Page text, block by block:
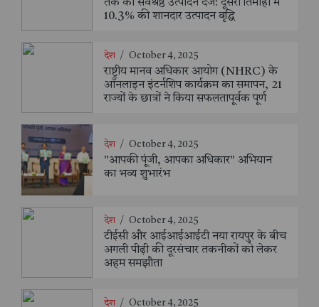
तक का सर्वश्रेष्ठ उत्पादन दर्ज: दूसरी तिमाही में
10.3% की शानदार उत्पादन वृद्धि
देश / October 4, 2025
राष्ट्रीय मानव अधिकार आयोग (NHRC) के
ऑनलाइन इंटर्नशिप कार्यक्रम का समापन, 21
राज्यों के छात्रों ने किया सफलतापूर्वक पूर्ण
देश / October 4, 2025
"आपकी पूंजी, आपका अधिकार" अभियान
का भव्य शुभारंभ
देश / October 4, 2025
टीईसी और आईआईआईटी नया रायपुर के बीच
अगली पीढ़ी की दूरसंचार तकनीकों को लेकर
अहम समझौता
देश / October 4, 2025